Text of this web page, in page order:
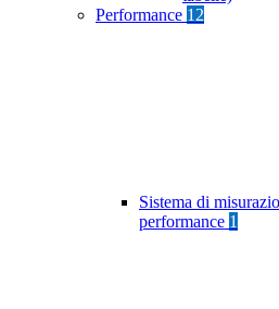
Performance 12
Sistema di
performance 1